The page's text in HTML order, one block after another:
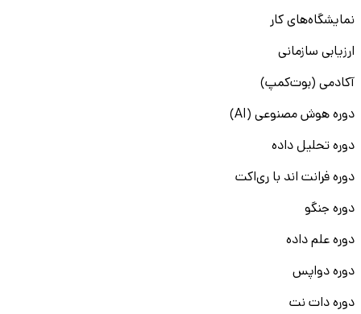
نمایشگاه‌های کار
ارزیابی سازمانی
آکادمی (بوت‌کمپ)
دوره هوش مصنوعی (AI)
دوره تحلیل داده
دوره فرانت اند با ری‌اکت
دوره جنگو
دوره علم داده
دوره دواپس
دوره دات نت